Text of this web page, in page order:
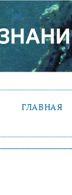
ГЛАВНАЯ